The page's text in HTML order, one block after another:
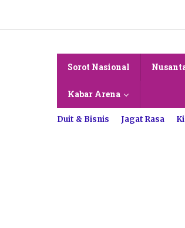
konten
Sorot Nasional
Kabar Arena
Duit & Bisnis Jagat Rasa